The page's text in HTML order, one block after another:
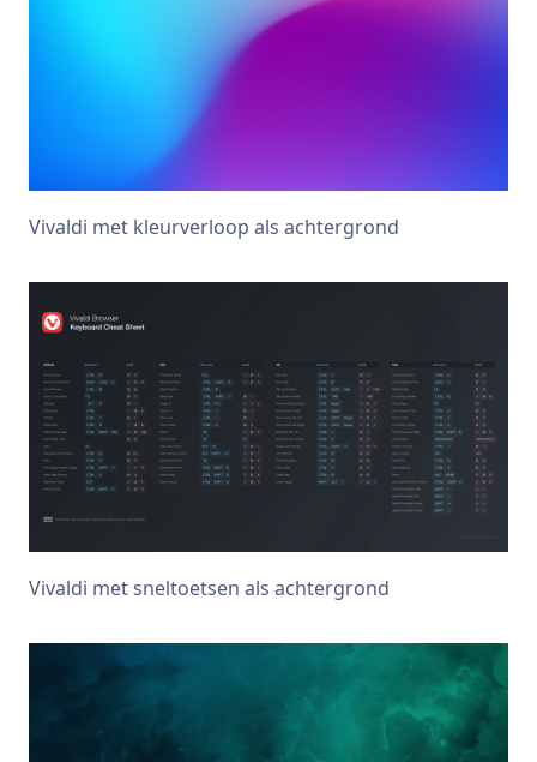
Vivaldi met kleurverloop als achtergrond
Vivaldi met sneltoetsen als achtergrond